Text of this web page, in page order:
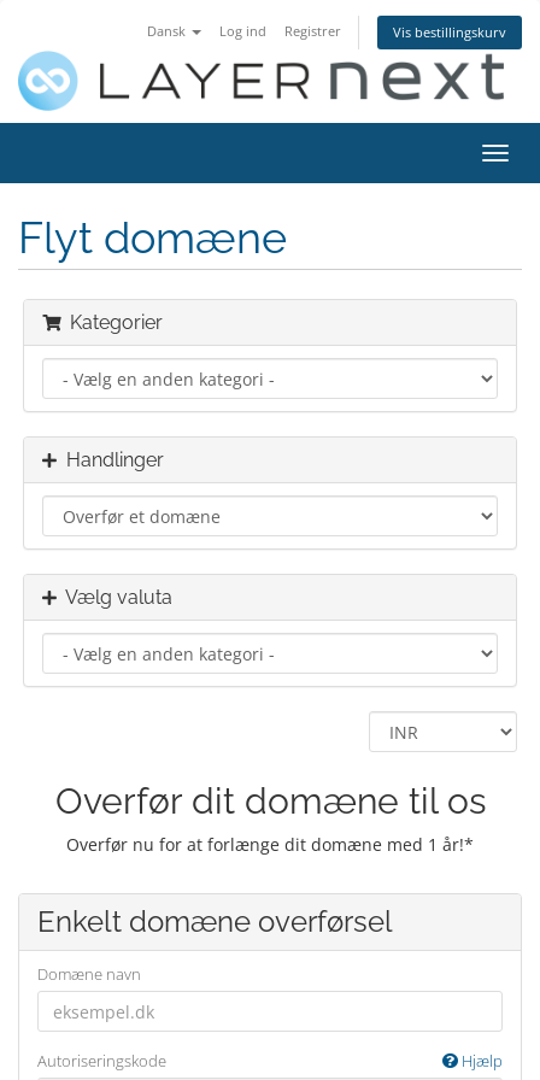
Dansk Log ind Registrer Vis bestillingskurv
Skift
Flyt domæne
Kategorier
Handlinger
Vælg valuta
Overfør dit domæne til os
Overfør nu for at forlænge dit domæne med 1 år!*
Enkelt domæne overførsel
Domæne navn
Autoriseringskode Hjælp